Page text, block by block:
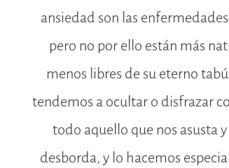
ansiedad son las
pero no por ello están más
menos libres de su eterno
tendemos a ocultar o disfrazar
todo aquello que nos asusta y
desborda, y lo hacemos